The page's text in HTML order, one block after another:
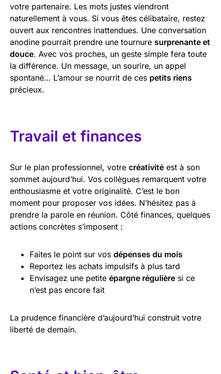
votre partenaire. Les mots justes viendront
naturellement à vous. Si vous êtes célibataire, restez
ouvert aux rencontres inattendues. Une conversation
anodine pourrait prendre une tournure surprenante et
douce. Avec vos proches, un geste simple fera toute
la différence. Un message, un sourire, un appel
spontané… L’amour se nourrit de ces petits riens
précieux.
Travail et finances
Sur le plan professionnel, votre créativité est à son
sommet aujourd’hui. Vos collègues remarquent votre
enthousiasme et votre originalité. C’est le bon
moment pour proposer vos idées. N’hésitez pas à
prendre la parole en réunion. Côté finances, quelques
actions concrètes s’imposent :
Faites le point sur vos dépenses du mois
Reportez les achats impulsifs à plus tard
Envisagez une petite épargne régulière si ce
n’est pas encore fait
La prudence financière d’aujourd’hui construit votre
liberté de demain.